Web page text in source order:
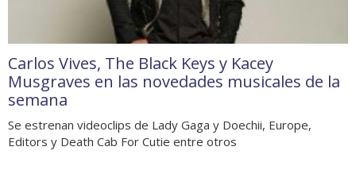
Carlos Vives, The Black Keys y Kacey
Musgraves en las novedades musicales de la
semana
Se estrenan videoclips de Lady Gaga y Doechii, Europe,
Editors y Death Cab For Cutie entre otros